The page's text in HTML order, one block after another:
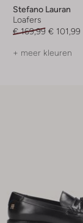
Stefano Lauran
Loafers
€ 169,99 € 101,99
+ meer kleuren